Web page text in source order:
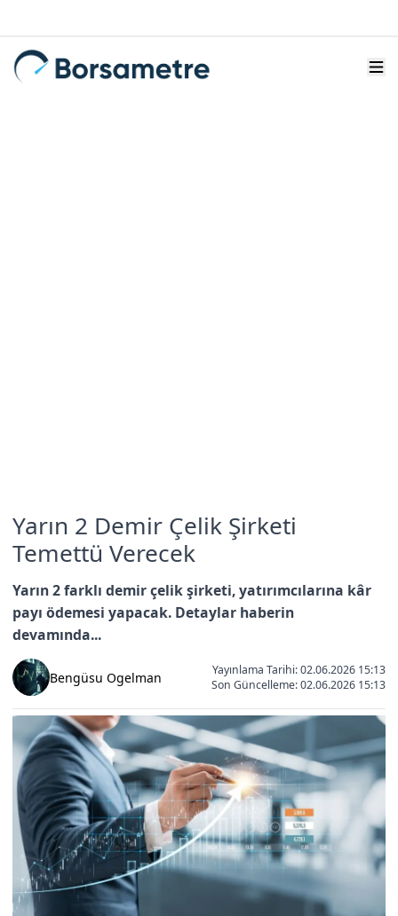
Yarın 2 Demir Çelik Şirketi
Temettü Verecek
Yarın 2 farklı demir çelik şirketi, yatırımcılarına kâr
payı ödemesi yapacak. Detaylar haberin
devamında...
Bengüsu Ogelman
Yayınlama Tarihi: 02.06.2026 15:13
Son Güncelleme:02.06.2026 15:13